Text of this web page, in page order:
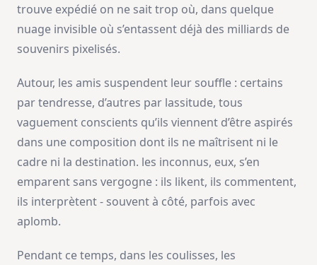
trouve expédié on ne sait trop où, dans quelque
nuage invisible où s’entassent déjà des milliards de
souvenirs pixelisés.
Autour, les amis suspendent leur souffle : certains
par tendresse, d’autres par lassitude, tous
vaguement conscients qu’ils viennent d’être aspirés
dans une composition dont ils ne maîtrisent ni le
cadre ni la destination. les inconnus, eux, s’en
emparent sans vergogne : ils likent, ils commentent,
ils interprètent - souvent à côté, parfois avec
aplomb.
Pendant ce temps, dans les coulisses, les